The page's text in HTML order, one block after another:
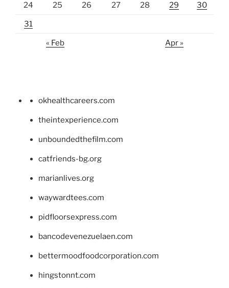
24 25 26 27 28 29 30
31
« Feb Apr »
okhealthcareers.com
theintexperience.com
unboundedthefilm.com
catfriends-bg.org
marianlives.org
waywardtees.com
pidfloorsexpress.com
bancodevenezuelaen.com
bettermoodfoodcorporation.com
hingstonnt.com